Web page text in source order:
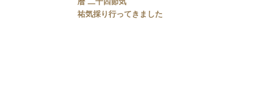
祐気採り行ってきました